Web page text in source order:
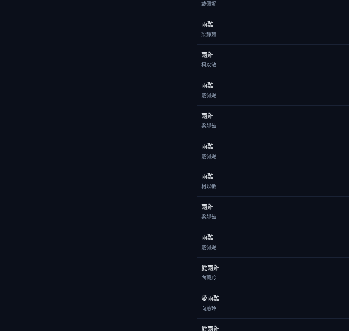
戴佩妮
兩難
梁靜茹
兩難
柯以敏
兩難
戴佩妮
兩難
梁靜茹
兩難
戴佩妮
兩難
柯以敏
兩難
梁靜茹
兩難
戴佩妮
愛兩難
向蕙玲
愛兩難
向蕙玲
愛兩難